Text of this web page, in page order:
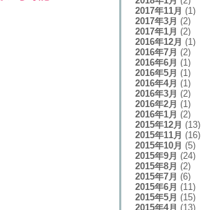
2017年11月 (1)
2017年3月 (2)
2017年1月 (2)
2016年12月 (1)
2016年7月 (2)
2016年6月 (1)
2016年5月 (1)
2016年4月 (1)
2016年3月 (2)
2016年2月 (1)
2016年1月 (2)
2015年12月 (13)
2015年11月 (16)
2015年10月 (5)
2015年9月 (24)
2015年8月 (2)
2015年7月 (6)
2015年6月 (11)
2015年5月 (15)
2015年4月 (13)